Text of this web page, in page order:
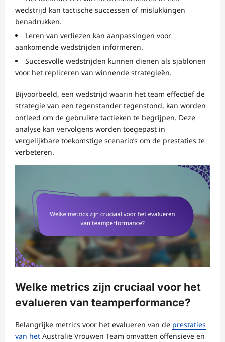
wedstrijd kan tactische successen of mislukkingen
benadrukken.
Leren van verliezen kan aanpassingen voor
aankomende wedstrijden informeren.
Succesvolle wedstrijden kunnen dienen als sjablonen
voor het repliceren van winnende strategieën.
Bijvoorbeeld, een wedstrijd waarin het team effectief de
strategie van een tegenstander tegenstond, kan worden
ontleed om de gebruikte tactieken te begrijpen. Deze
analyse kan vervolgens worden toegepast in
vergelijkbare toekomstige scenario’s om de prestaties te
verbeteren.
Welke metrics zijn cruciaal voor het
evalueren van teamperformance?
Belangrijke metrics voor het evalueren van de prestaties
van het Australië Vrouwen Team omvatten offensieve en